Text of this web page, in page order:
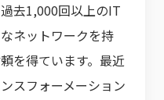
去1,000回以上のIT
ネットワークを持
を得ています。最近
スフォーメーション